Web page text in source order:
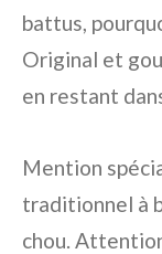
battus,
Original et
en restant
Mention
traditionnel à
chou.